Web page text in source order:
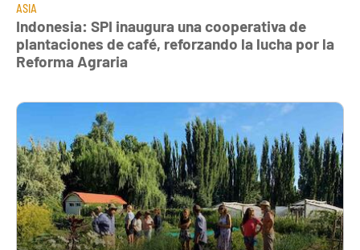
ASIA
Indonesia: SPI inaugura una cooperativa de
plantaciones de café, reforzando la lucha por la
Reforma Agraria